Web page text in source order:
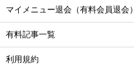
マイメニュー退会（有料会員退会）
有料記事一覧
利用規約